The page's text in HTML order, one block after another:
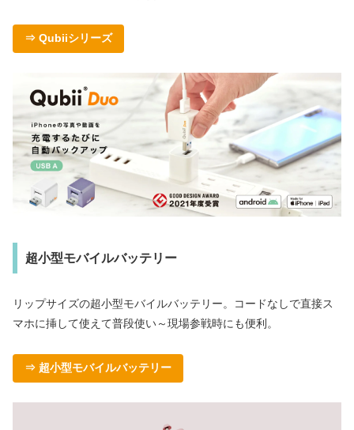
⇒ Qubiiシリーズ
超小型モバイルバッテリー
リップサイズの超小型モバイルバッテリー。コードなしで直接ス
マホに挿して使えて普段使い～現場参戦時にも便利。
⇒ 超小型モバイルバッテリー